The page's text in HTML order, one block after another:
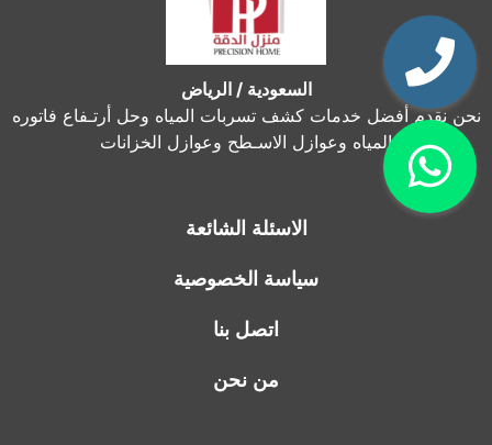
السعودية / الرياض
نحن نقدم أفضل خدمات كشف تسربات المياه وحل أرتـفاع فاتوره
المياه وعوازل الاسـطح وعوازل الخزانات
الاسئلة الشائعة
سياسة الخصوصية
اتصل بنا
من نحن